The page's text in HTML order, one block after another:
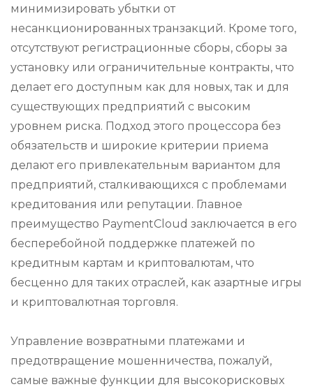
минимизировать убытки от
несанкционированных транзакций. Кроме того,
отсутствуют регистрационные сборы, сборы за
установку или ограничительные контракты, что
делает его доступным как для новых, так и для
существующих предприятий с высоким
уровнем риска. Подход этого процессора без
обязательств и широкие критерии приема
делают его привлекательным вариантом для
предприятий, сталкивающихся с проблемами
кредитования или репутации. Главное
преимущество PaymentCloud заключается в его
бесперебойной поддержке платежей по
кредитным картам и криптовалютам, что
бесценно для таких отраслей, как азартные игры
и криптовалютная торговля.
Управление возвратными платежами и
предотвращение мошенничества, пожалуй,
самые важные функции для высокорисковых